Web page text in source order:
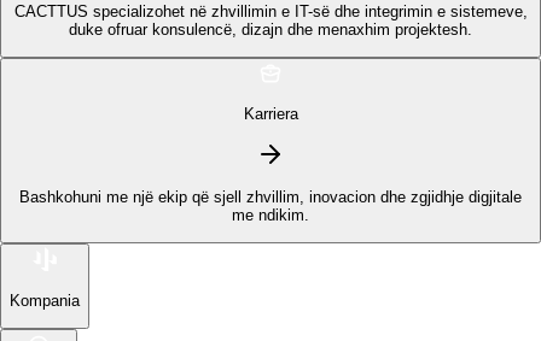
CACTTUS specializohet në zhvillimin e IT-së dhe integrimin e sistemeve,
duke ofruar konsulencë, dizajn dhe menaxhim projektesh.
Karriera
Bashkohuni me një ekip që sjell zhvillim, inovacion dhe zgjidhje digjitale
me ndikim.
Kompania